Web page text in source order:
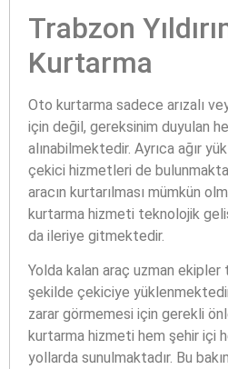
Trabzon
Kurtarma
Oto kurtarma sadece arızalı
için değil, gereksinim duyulan
alınabilmektedir. Ayrıca ağır
çekici hizmetleri de
aracın kurtarılması mümkün
kurtarma hizmeti teknolojik
da ileriye gitmektedir.
Yolda kalan araç uzman ekipler
şekilde çekiciye
zarar görmemesi için gerekli
kurtarma hizmeti hem şehir içi
yollarda sunulmaktadır. Bu